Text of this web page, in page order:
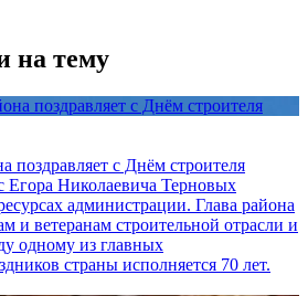
на тему
поздравляет с Днём строителя
Егора Николаевича Терновых
администрации. Глава района
и ветеранам строительной отрасли и
одному из главных
страны исполняется 70 лет.